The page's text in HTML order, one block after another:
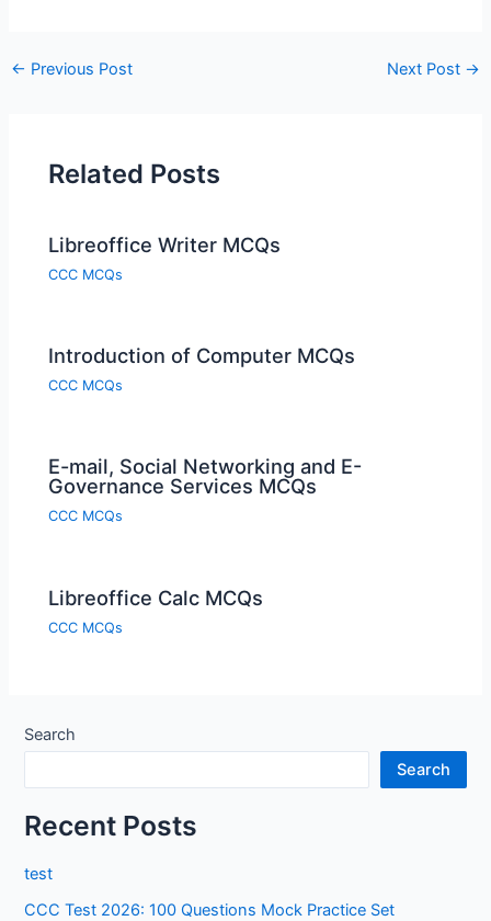
← Previous Post Next Post →
Related Posts
Libreoffice Writer MCQs
CCC MCQs
Introduction of Computer MCQs
CCC MCQs
E-mail, Social Networking and E-
Governance Services MCQs
CCC MCQs
Libreoffice Calc MCQs
CCC MCQs
Search
Search
Recent Posts
test
CCC Test 2026: 100 Questions Mock Practice Set